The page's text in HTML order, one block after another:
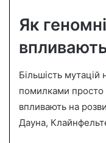
Як
Більшість мутацій
помилками
впливають на
Дауна,